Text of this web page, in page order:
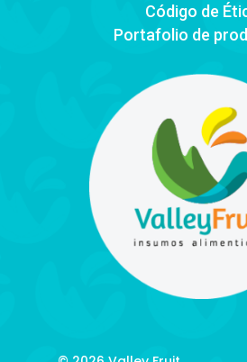
Código de
Portafolio de